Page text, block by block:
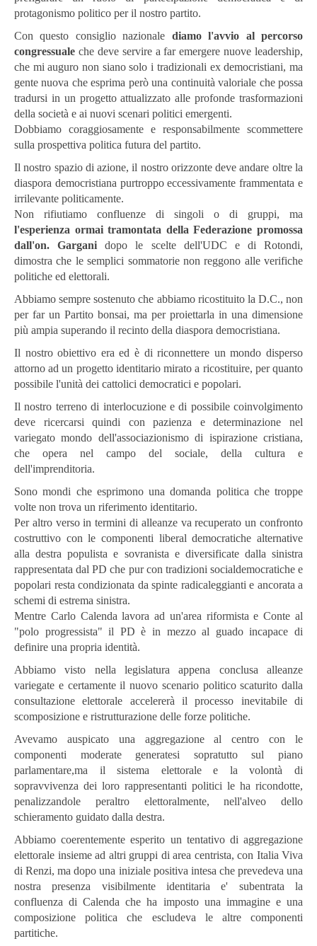
protagonismo politico per il nostro partito.
Con questo consiglio nazionale diamo l'avvio al percorso
congressuale che deve servire a far emergere nuove leadership,
che mi auguro non siano solo i tradizionali ex democristiani, ma
gente nuova che esprima però una continuità valoriale che possa
tradursi in un progetto attualizzato alle profonde trasformazioni
della società e ai nuovi scenari politici emergenti.
Dobbiamo coraggiosamente e responsabilmente scommettere
sulla prospettiva politica futura del partito.
Il nostro spazio di azione, il nostro orizzonte deve andare oltre la
diaspora democristiana purtroppo eccessivamente frammentata e
irrilevante politicamente.
Non rifiutiamo confluenze di singoli o di gruppi, ma
l'esperienza ormai tramontata della Federazione promossa
dall'on. Gargani dopo le scelte dell'UDC e di Rotondi,
dimostra che le semplici sommatorie non reggono alle verifiche
politiche ed elettorali.
Abbiamo sempre sostenuto che abbiamo ricostituito la D.C., non
per far un Partito bonsai, ma per proiettarla in una dimensione
più ampia superando il recinto della diaspora democristiana.
Il nostro obiettivo era ed è di riconnettere un mondo disperso
attorno ad un progetto identitario mirato a ricostituire, per quanto
possibile l'unità dei cattolici democratici e popolari.
Il nostro terreno di interlocuzione e di possibile coinvolgimento
deve ricercarsi quindi con pazienza e determinazione nel
variegato mondo dell'associazionismo di ispirazione cristiana,
che opera nel campo del sociale, della cultura e
dell'imprenditoria.
Sono mondi che esprimono una domanda politica che troppe
volte non trova un riferimento identitario.
Per altro verso in termini di alleanze va recuperato un confronto
costruttivo con le componenti liberal democratiche alternative
alla destra populista e sovranista e diversificate dalla sinistra
rappresentata dal PD che pur con tradizioni socialdemocratiche e
popolari resta condizionata da spinte radicaleggianti e ancorata a
schemi di estrema sinistra.
Mentre Carlo Calenda lavora ad un'area riformista e Conte al
"polo progressista" il PD è in mezzo al guado incapace di
definire una propria identità.
Abbiamo visto nella legislatura appena conclusa alleanze
variegate e certamente il nuovo scenario politico scaturito dalla
consultazione elettorale accelererà il processo inevitabile di
scomposizione e ristrutturazione delle forze politiche.
Avevamo auspicato una aggregazione al centro con le
componenti moderate generatesi sopratutto sul piano
parlamentare,ma il sistema elettorale e la volontà di
sopravvivenza dei loro rappresentanti politici le ha ricondotte,
penalizzandole peraltro elettoralmente, nell'alveo dello
schieramento guidato dalla destra.
Abbiamo coerentemente esperito un tentativo di aggregazione
elettorale insieme ad altri gruppi di area centrista, con Italia Viva
di Renzi, ma dopo una iniziale positiva intesa che prevedeva una
nostra presenza visibilmente identitaria e' subentrata la
confluenza di Calenda che ha imposto una immagine e una
composizione politica che escludeva le altre componenti
partitiche.